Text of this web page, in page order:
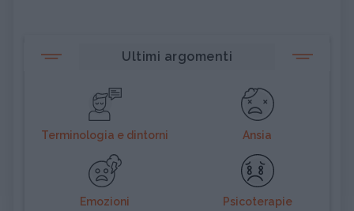
Ultimi argomenti
Terminologia e dintorni Ansia
Emozioni Psicoterapie